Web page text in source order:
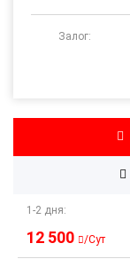
Залог:
1-2 дня:
12 500 /Сут